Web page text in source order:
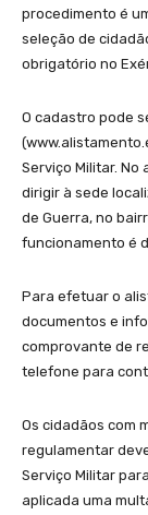
procedimento é
seleção de
obrigatório no
O cadastro pode
Serviço Militar.
dirigir à sede
de Guerra, no
funcionamento é
Para efetuar o
documentos e
comprovante de
telefone para
Os cidadãos com
regulamentar
Serviço Militar
aplicada uma